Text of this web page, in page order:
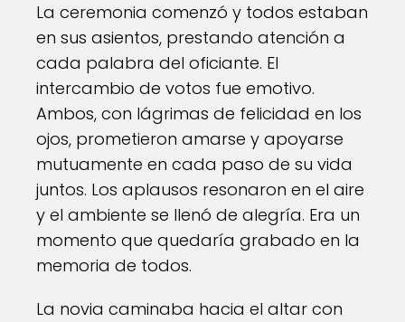
La ceremonia comenzó y todos estaban
en sus asientos, prestando atención a
cada palabra del oficiante. El
intercambio de votos fue emotivo.
Ambos, con lágrimas de felicidad en los
ojos, prometieron amarse y apoyarse
mutuamente en cada paso de su vida
juntos. Los aplausos resonaron en el aire
y el ambiente se llenó de alegría. Era un
momento que quedaría grabado en la
memoria de todos.
La novia caminaba hacia el altar con